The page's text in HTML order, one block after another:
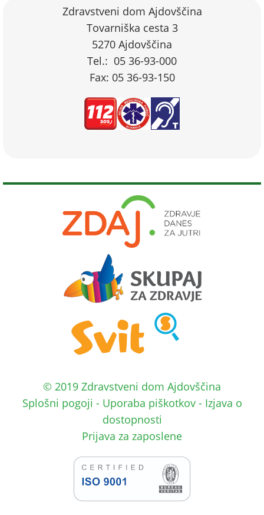
Zdravstveni dom Ajdovščina
Tovarniška cesta 3
5270 Ajdovščina
Tel.: 05 36-93-000
Fax: 05 36-93-150
© 2019 Zdravstveni dom Ajdovščina
Splošni pogoji - Uporaba piškotkov- Izjava o
dostopnosti
Prijava za zaposlene